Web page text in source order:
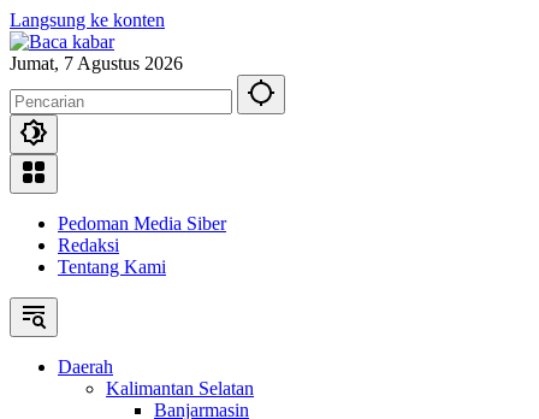
Langsung ke konten
Jumat, 7 Agustus 2026
Pedoman Media Siber
Redaksi
Tentang Kami
Daerah
Kalimantan Selatan
Banjarmasin